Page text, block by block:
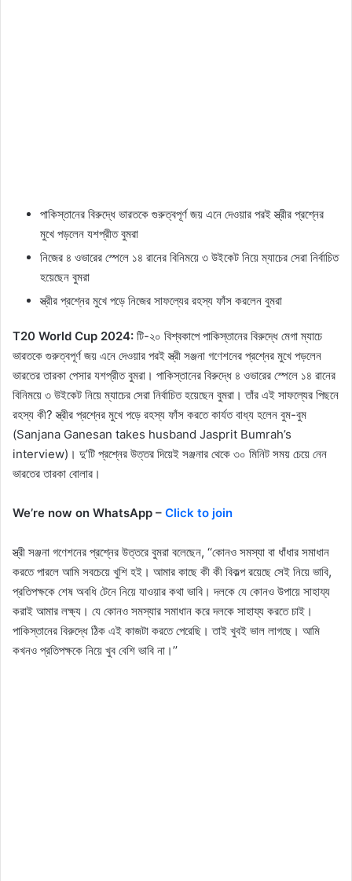
পাকিস্তানের বিরুদ্ধে ভারতকে গুরুত্বপূর্ণ জয় এনে দেওয়ার পরই স্ত্রীর প্রশ্নের
মুখে পড়লেন যশপ্রীত বুমরা
নিজের ৪ ওভারের স্পেলে ১৪ রানের বিনিময়ে ৩ উইকেট নিয়ে ম্যাচের সেরা নির্বাচিত
হয়েছেন বুমরা
স্ত্রীর প্রশ্নের মুখে পড়ে নিজের সাফল্যের রহস্য ফাঁস করলেন বুমরা
T20 World Cup 2024: টি-২০ বিশ্বকাপে পাকিস্তানের বিরুদ্ধে মেগা ম্যাচে
ভারতকে গুরুত্বপূর্ণ জয় এনে দেওয়ার পরই স্ত্রী সঞ্জনা গণেশনের প্রশ্নের মুখে পড়লেন
ভারতের তারকা পেসার যশপ্রীত বুমরা। পাকিস্তানের বিরুদ্ধে ৪ ওভারের স্পেলে ১৪ রানের
বিনিময়ে ৩ উইকেট নিয়ে ম্যাচের সেরা নির্বাচিত হয়েছেন বুমরা। তাঁর এই সাফল্যের পিছনে
রহস্য কী? স্ত্রীর প্রশ্নের মুখে পড়ে রহস্য ফাঁস করতে কার্যত বাধ্য হলেন বুম-বুম
(Sanjana Ganesan takes husband Jasprit Bumrah’s
interview)। দু’টি প্রশ্নের উত্তর দিয়েই সঞ্জনার থেকে ৩০ মিনিট সময় চেয়ে নেন
ভারতের তারকা বোলার।
We’re now on WhatsApp – Click to join
স্ত্রী সঞ্জনা গণেশনের প্রশ্নের উত্তরে বুমরা বলেছেন, ‘‘কোনও সমস্যা বা ধাঁধার সমাধান
করতে পারলে আমি সবচেয়ে খুশি হই। আমার কাছে কী কী বিকল্প রয়েছে সেই নিয়ে ভাবি,
প্রতিপক্ষকে শেষ অবধি টেনে নিয়ে যাওয়ার কথা ভাবি। দলকে যে কোনও উপায়ে সাহায্য
করাই আমার লক্ষ্য। যে কোনও সমস্যার সমাধান করে দলকে সাহায্য করতে চাই।
পাকিস্তানের বিরুদ্ধে ঠিক এই কাজটা করতে পেরেছি। তাই খুবই ভাল লাগছে। আমি
কখনও প্রতিপক্ষকে নিয়ে খুব বেশি ভাবি না।’’